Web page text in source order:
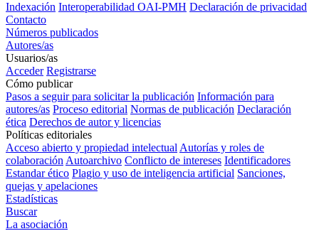
Indexación Interoperabilidad OAI-PMH Declaración de privacidad
Contacto
Números publicados
Autores/as
Usuarios/as
Acceder Registrarse
Cómo publicar
Pasos a seguir para solicitar la publicación Información para
autores/as Proceso editorial Normas de publicación Declaración
ética Derechos de autor y licencias
Políticas editoriales
Acceso abierto y propiedad intelectual Autorías y roles de
colaboración Autoarchivo Conflicto de intereses Identificadores
Estandar ético Plagio y uso de inteligencia artificial Sanciones,
quejas y apelaciones
Estadísticas
Buscar
La asociación